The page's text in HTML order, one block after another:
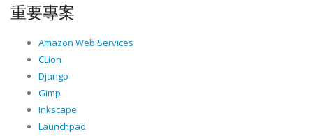
重要專案
Amazon Web Services
CLion
Django
Gimp
Inkscape
Launchpad